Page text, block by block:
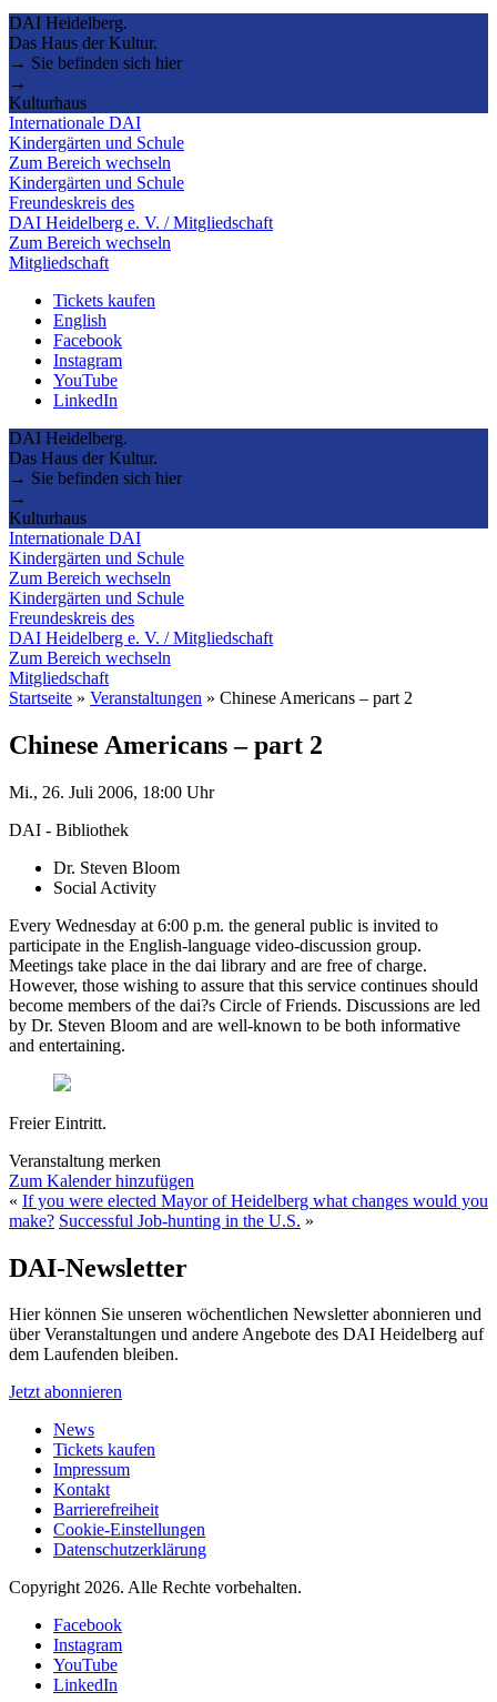
DAI Heidelberg.
Das Haus der Kultur.
→ Sie befinden sich hier
→
Kulturhaus
Internationale DAI
Kindergärten und Schule
Zum Bereich wechseln
Kindergärten und Schule
Freundeskreis des
DAI Heidelberg e. V. / Mitgliedschaft
Zum Bereich wechseln
Mitgliedschaft
Tickets kaufen
English
Facebook
Instagram
YouTube
LinkedIn
DAI Heidelberg.
Das Haus der Kultur.
→ Sie befinden sich hier
→
Kulturhaus
Internationale DAI
Kindergärten und Schule
Zum Bereich wechseln
Kindergärten und Schule
Freundeskreis des
DAI Heidelberg e. V. / Mitgliedschaft
Zum Bereich wechseln
Mitgliedschaft
Startseite » Veranstaltungen » Chinese Americans – part 2
Chinese Americans – part 2
Mi., 26. Juli 2006, 18:00 Uhr
DAI - Bibliothek
Dr. Steven Bloom
Social Activity
Every Wednesday at 6:00 p.m. the general public is invited to
participate in the English-language video-discussion group.
Meetings take place in the dai library and are free of charge.
However, those wishing to assure that this service continues should
become members of the dai?s Circle of Friends. Discussions are led
by Dr. Steven Bloom and are well-known to be both informative
and entertaining.
Freier Eintritt.
Veranstaltung merken
Zum Kalender hinzufügen
« If you were elected Mayor of Heidelberg what changes would you
make? Successful Job-hunting in the U.S. »
DAI-Newsletter
Hier können Sie unseren wöchentlichen Newsletter abonnieren und
über Veranstaltungen und andere Angebote des DAI Heidelberg auf
dem Laufenden bleiben.
Jetzt abonnieren
News
Tickets kaufen
Impressum
Kontakt
Barrierefreiheit
Cookie-Einstellungen
Datenschutzerklärung
Copyright 2026. Alle Rechte vorbehalten.
Facebook
Instagram
YouTube
LinkedIn